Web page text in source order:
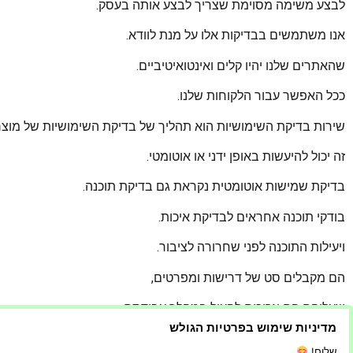
לבצע משימה מסוימת שצריך לבצע אותה בעסק.
אנו משתמשים בבדיקות אלו על מנת לוודא.
שהאתרים שלנו יהיו קלים ואינטואיטיביים.
ככל האפשר עבור הלקוחות שלנו.
שירות בדיקת השימושיות הוא תהליך של בדיקת השימושיות של
זה יכול להיעשות באופן ידני או אוטומטי.
בדיקת שמישות אוטומטית נקראת גם בדיקת תוכנה.
בודקי תוכנה אחראים לבדיקת איכות.
ויעילות התוכנה לפני שחרורה לציבור.
הם מקבלים סט של דרישות ומפרטים,
שעליהם הם צריכים לפעול במהלך עבודתם.
בודק השימושיות צריך לבדוק אם יש שגיאות כלשהן שנגרמו
מדיניות שימוש בפרטיות הגולש